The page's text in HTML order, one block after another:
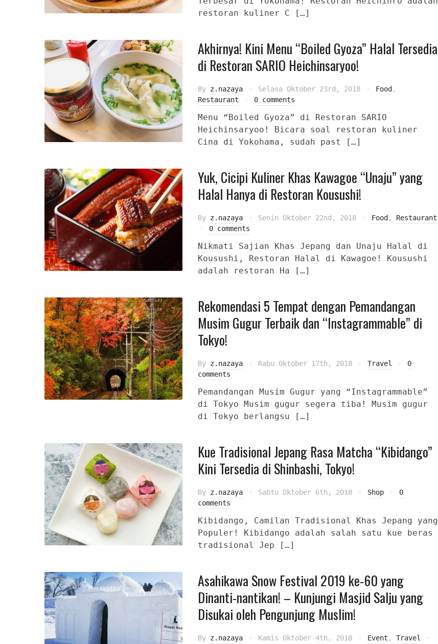
restoran kuliner C […]
Akhirnya! Kini Menu “Boiled Gyoza” Halal Tersedia
di Restoran SARIO Heichinsaryoo!
By z.nazaya Selasa Oktober 23rd, 2018 Food ,
Restaurant
0 comments
Menu “Boiled Gyoza” di Restoran SARIO
Heichinsaryoo! Bicara soal restoran kuliner
Cina di Yokohama, sudah past […]
Yuk, Cicipi Kuliner Khas Kawagoe “Unaju” yang
Halal Hanya di Restoran Kousushi!
By z.nazaya Senin Oktober 22nd, 2018 Food , Restaurant
0 comments
Nikmati Sajian Khas Jepang dan Unaju Halal di
Kousushi, Restoran Halal di Kawagoe! Kousushi
adalah restoran Ha […]
Rekomendasi 5 Tempat dengan Pemandangan
Musim Gugur Terbaik dan “Instagrammable” di
Tokyo!
By z.nazaya Rabu Oktober 17th, 2018 Travel
0
comments
Pemandangan Musim Gugur yang “Instagrammable”
di Tokyo Musim gugur segera tiba! Musim gugur
di Tokyo berlangsu […]
Kue Tradisional Jepang Rasa Matcha “Kibidango”
Kini Tersedia di Shinbashi, Tokyo!
By z.nazaya Sabtu Oktober 6th, 2018 Shop
0
comments
Kibidango, Camilan Tradisional Khas Jepang yang
Populer! Kibidango adalah salah satu kue beras
tradisional Jep […]
Asahikawa Snow Festival 2019 ke-60 yang
Dinanti-nantikan! – Kunjungi Masjid Salju yang
Disukai oleh Pengunjung Muslim!
By z.nazaya Kamis Oktober 4th, 2018 Event , Travel